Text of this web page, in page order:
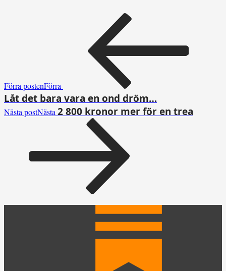
Förra postenFörra
Låt det bara vara en ond dröm…
Nästa postNästa 2 800 kronor mer för en trea